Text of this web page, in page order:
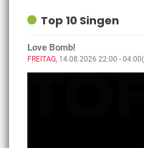
Top 10 Singen
Love Bomb!
FREITAG, 14.08.2026 22:00 -